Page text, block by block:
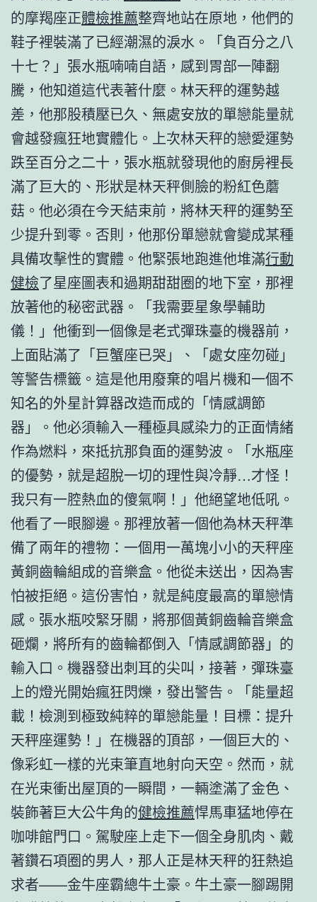
的摩羯座正體檢推薦整齊地站在原地，他們的
鞋子裡裝滿了已經潮濕的淚水。「負百分之八
十七？」張水瓶喃喃自語，感到胃部一陣翻
騰，他知道這代表著什麼。林天秤的運勢越
差，他那股積壓已久、無處安放的單戀能量就
會越發瘋狂地實體化。上次林天秤的戀愛運勢
跌至百分之二十，張水瓶就發現他的廚房裡長
滿了巨大的、形狀是林天秤側臉的粉紅色蘑
菇。他必須在今天結束前，將林天秤的運勢至
少提升到零。否則，他那份單戀就會變成某種
具備攻擊性的實體。他緊張地跑進他堆滿行動
健檢了星座圖表和過期甜甜圈的地下室，那裡
放著他的秘密武器。「我需要星象學輔助
儀！」他衝到一個像是老式彈珠臺的機器前，
上面貼滿了「巨蟹座已哭」、「處女座勿碰」
等警告標籤。這是他用廢棄的唱片機和一個不
知名的外星計算器改造而成的「情感調節
器」。他必須輸入一種極具感染力的正面情緒
作為燃料，來抵抗那負面的運勢波。「水瓶座
的優勢，就是超脫一切的理性與冷靜…才怪！
我只有一腔熱血的傻氣啊！」他絕望地低吼。
他看了一眼腳邊。那裡放著一個他為林天秤準
備了兩年的禮物：一個用一萬塊小小的天秤座
黃銅齒輪組成的音樂盒。他從未送出，因為害
怕被拒絕。這份害怕，就是純度最高的單戀情
感。張水瓶咬緊牙關，將那個黃銅齒輪音樂盒
砸爛，將所有的齒輪都倒入「情感調節器」的
輸入口。機器發出刺耳的尖叫，接著，彈珠臺
上的燈光開始瘋狂閃爍，發出警告。「能量超
載！檢測到極致純粹的單戀能量！目標：提升
天秤座運勢！」在機器的頂部，一個巨大的、
像彩虹一樣的光束筆直地射向天空。然而，就
在光束衝出屋頂的一瞬間，一輛塗滿了金色、
裝飾著巨大公牛角的健檢推薦悍馬車猛地停在
咖啡館門口。駕駛座上走下一個全身肌肉、戴
著鑽石項圈的男人，那人正是林天秤的狂熱追
求者——金牛座霸總牛土豪。牛土豪一腳踢開